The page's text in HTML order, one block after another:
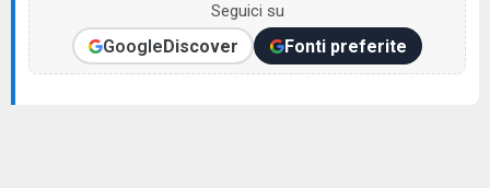
Seguici su
GoogleDiscover Fonti preferite